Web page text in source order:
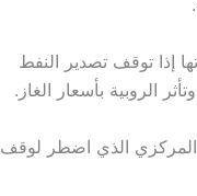
إذا توقف تصدير النفط
الروبية بأسعار الغاز.
المركزي الذي اضطر لوقف